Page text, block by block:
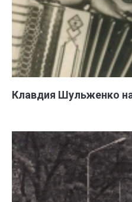
Клавдия Шульженко